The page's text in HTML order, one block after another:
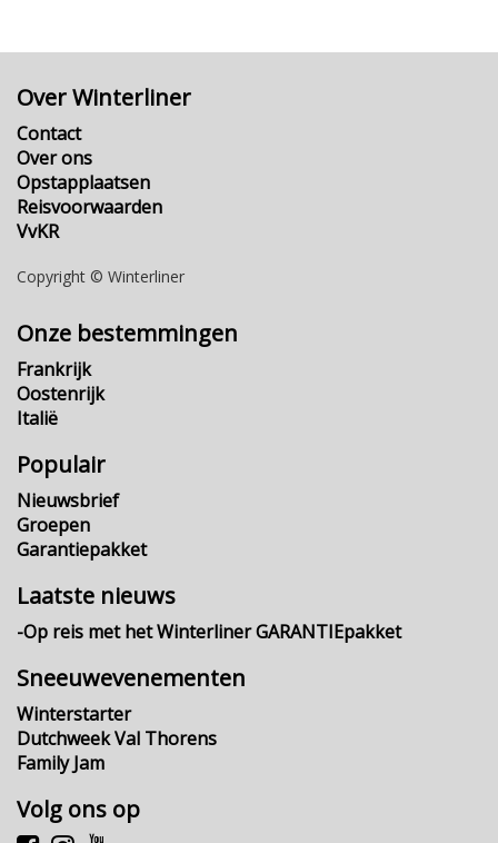
Over Winterliner
Contact
Over ons
Opstapplaatsen
Reisvoorwaarden
VvKR
Copyright © Winterliner
Onze bestemmingen
Frankrijk
Oostenrijk
Italië
Populair
Nieuwsbrief
Groepen
Garantiepakket
Laatste nieuws
-Op reis met het Winterliner GARANTIEpakket
Sneeuwevenementen
Winterstarter
Dutchweek Val Thorens
Family Jam
Volg ons op